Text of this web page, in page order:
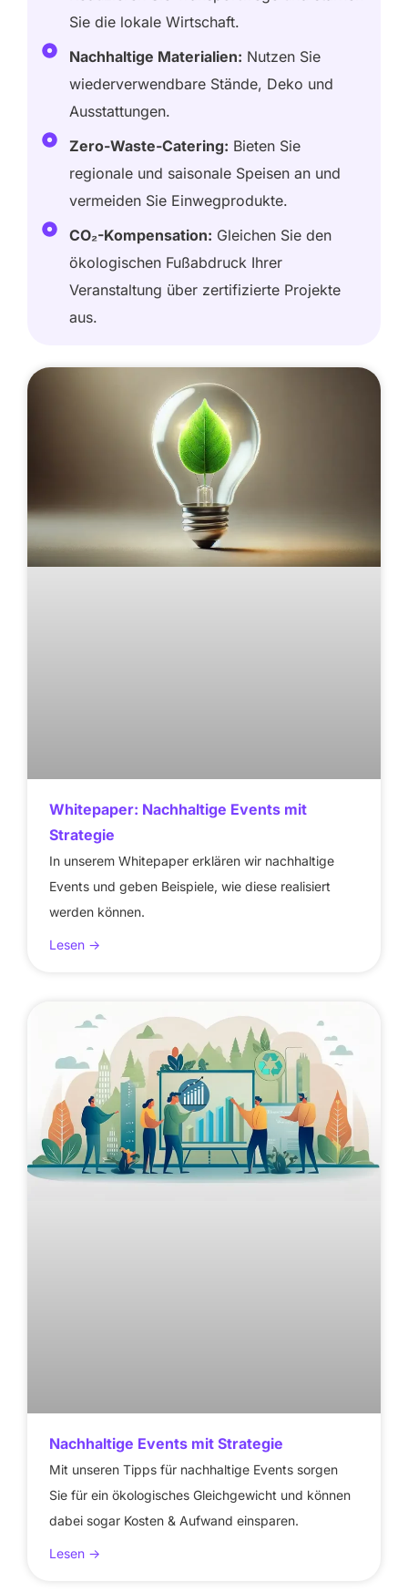
Sie die lokale Wirtschaft.
Nachhaltige Materialien: Nutzen Sie
wiederverwendbare Stände, Deko und
Ausstattungen.
Zero-Waste-Catering: Bieten Sie
regionale und saisonale Speisen an und
vermeiden Sie Einwegprodukte.
CO₂-Kompensation: Gleichen Sie den
ökologischen Fußabdruck Ihrer
Veranstaltung über zertifizierte Projekte
aus.
Whitepaper: Nachhaltige Events mit
Strategie
In unserem Whitepaper erklären wir nachhaltige
Events und geben Beispiele, wie diese realisiert
werden können.
Lesen ->
Nachhaltige Events mit Strategie
Mit unseren Tipps für nachhaltige Events sorgen
Sie für ein ökologisches Gleichgewicht und können
dabei sogar Kosten & Aufwand einsparen.
Lesen ->